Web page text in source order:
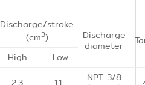
Discharge/stroke
(cm3) Discharge
diameter
High
Low
2.3 11 NPT 3/8